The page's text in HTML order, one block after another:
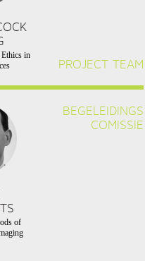
in
PROJECT TEAM
of
BEGELEIDINGS
COMISSIE